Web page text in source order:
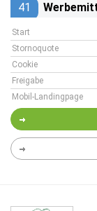
41
Start
Stornoquote
Cookie
Freigabe
Mobil-Landingpage